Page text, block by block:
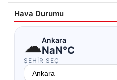
Hava Durumu
☁Ankara
NaN°C
ŞEHIR SEÇ